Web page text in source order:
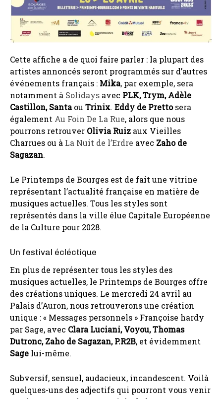
Cette affiche a de quoi faire parler : la plupart des
artistes annoncés seront programmés sur d’autres
événements français : Mika, par exemple, sera
notamment à Solidays avec PLK, Trym, Adèle
Castillon, Santaou Trinix. Eddy de Prettosera
également Au Foin De La Rue, alors que nous
pourrons retrouver Olivia Ruiz aux Vieilles
Charrues ou à La Nuit de l’Erdre avec Zaho de
Sagazan.
Le Printemps de Bourges est de fait une vitrine
représentant l’actualité française en matière de
musiques actuelles. Tous les styles sont
représentés dans la ville élue Capitale Européenne
de la Culture pour 2028.
Un festival écléctique
En plus de représenter tous les styles des
musiques actuelles, le Printemps de Bourges offre
des créations uniques. Le mercredi 24 avril au
Palais d’Auron, nous retrouverons une création
unique : « Messages personnels » Françoise hardy
par Sage, avec Clara Luciani, Voyou, Thomas
Dutronc, Zaho de Sagazan, P.R2B, et évidemment
Sage lui-même.
Subversif, sensuel, audacieux, incandescent. Voilà
quelques-uns des adjectifs qui pourront vous venir